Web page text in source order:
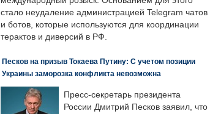
стало неудаление администрацией Telegram чатов
и ботов, которые используются для координации
терактов и диверсий в РФ.
Песков на призыв Токаева Путину: С учетом позиции
Украины заморозка конфликта невозможна
Пресс-секретарь президента
России Дмитрий Песков заявил, что